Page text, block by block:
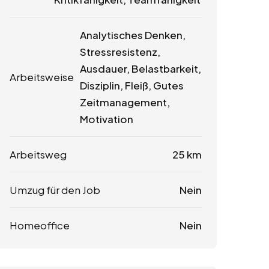
Arbeitsweise
Analytisches Denken,
Stressresistenz,
Ausdauer, Belastbarkeit,
Disziplin, Fleiß, Gutes
Zeitmanagement,
Motivation
Arbeitsweg 25 km
Umzug für den Job Nein
Homeoffice Nein